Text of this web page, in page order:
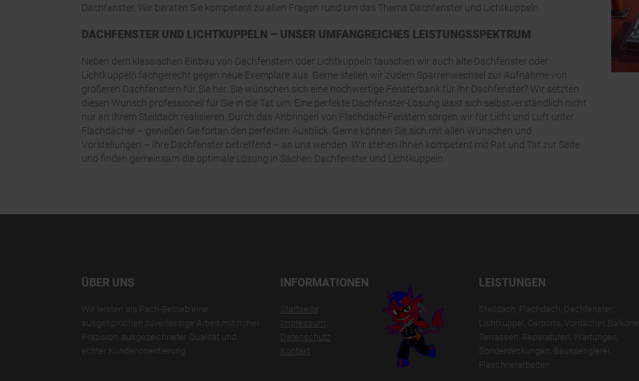
Dachfenster. Wir beraten Sie kompetent zu allen Fragen rund um das Thema Dachfenster und Lichtkuppeln.
DACHFENSTER UND LICHTKUPPELN – UNSER UMFANGREICHES LEISTUNGSSPEKTRUM
Neben dem klassischen Einbau von Dachfenstern oder Lichtkuppeln tauschen wir auch alte Dachfenster oder
Lichtkuppeln fachgerecht gegen neue Exemplare aus. Gerne stellen wir zudem Sparrenwechsel zur Aufnahme von
größeren Dachfenstern für Sie her. Sie wünschen sich eine hochwertige Fensterbank für Ihr Dachfenster? Wir setzten
diesen Wunsch professionell für Sie in die Tat um. Eine perfekte Dachfenster-Lösung lässt sich selbstverständlich nicht
nur an Ihrem Steildach realisieren. Durch das Anbringen von Flachdach-Fenstern sorgen wir für Licht und Luft unter
Flachdächer – genießen Sie fortan den perfekten Ausblick. Gerne können Sie sich mit allen Wünschen und
Vorstellungen – Ihre Dachfenster betreffend – an uns wenden. Wir stehen Ihnen kompetent mit Rat und Tat zur Seite
und finden gemeinsam die optimale Lösung in Sachen Dachfenster und Lichtkuppeln.
ÜBER UNS
Wir leisten als Fach-Betrieb eine
ausgesprochen zuverlässige Arbeit mit hoher
Präzision, ausgezeichneter Qualität und
echter Kundenorientierung.
INFORMATIONEN
Startseite
Impressum
Datenschutz
Kontakt
LEISTUNGEN
Steildach, Flachdach, Dachfenster,
Lichtkuppel, Carports, Vordächer, Balkone,
Terrassen, Reparaturen, Wartungen,
Sonderdeckungen, Bauspenglerei,
Flaschnerarbeiten